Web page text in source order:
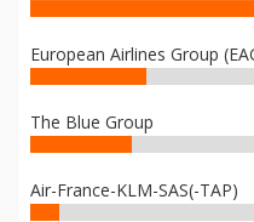
European Airlines Group
The Blue Group
Air-France-KLM-SAS(-TAP)